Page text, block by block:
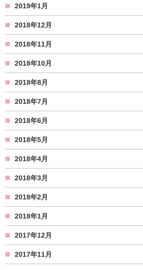
2019年1月
2018年12月
2018年11月
2018年10月
2018年8月
2018年7月
2018年6月
2018年5月
2018年4月
2018年3月
2018年2月
2018年1月
2017年12月
2017年11月